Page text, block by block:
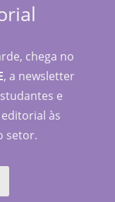
chega no
, a newsletter
e
às
setor.